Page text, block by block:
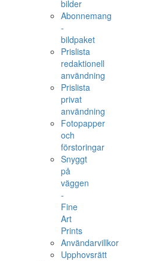
bilder
Abonnemang
-
bildpaket
Prislista
redaktionell
användning
Prislista
privat
användning
Fotopapper
och
förstoringar
Snyggt
på
väggen
-
Fine
Art
Prints
Användarvillkor
Upphovsrätt